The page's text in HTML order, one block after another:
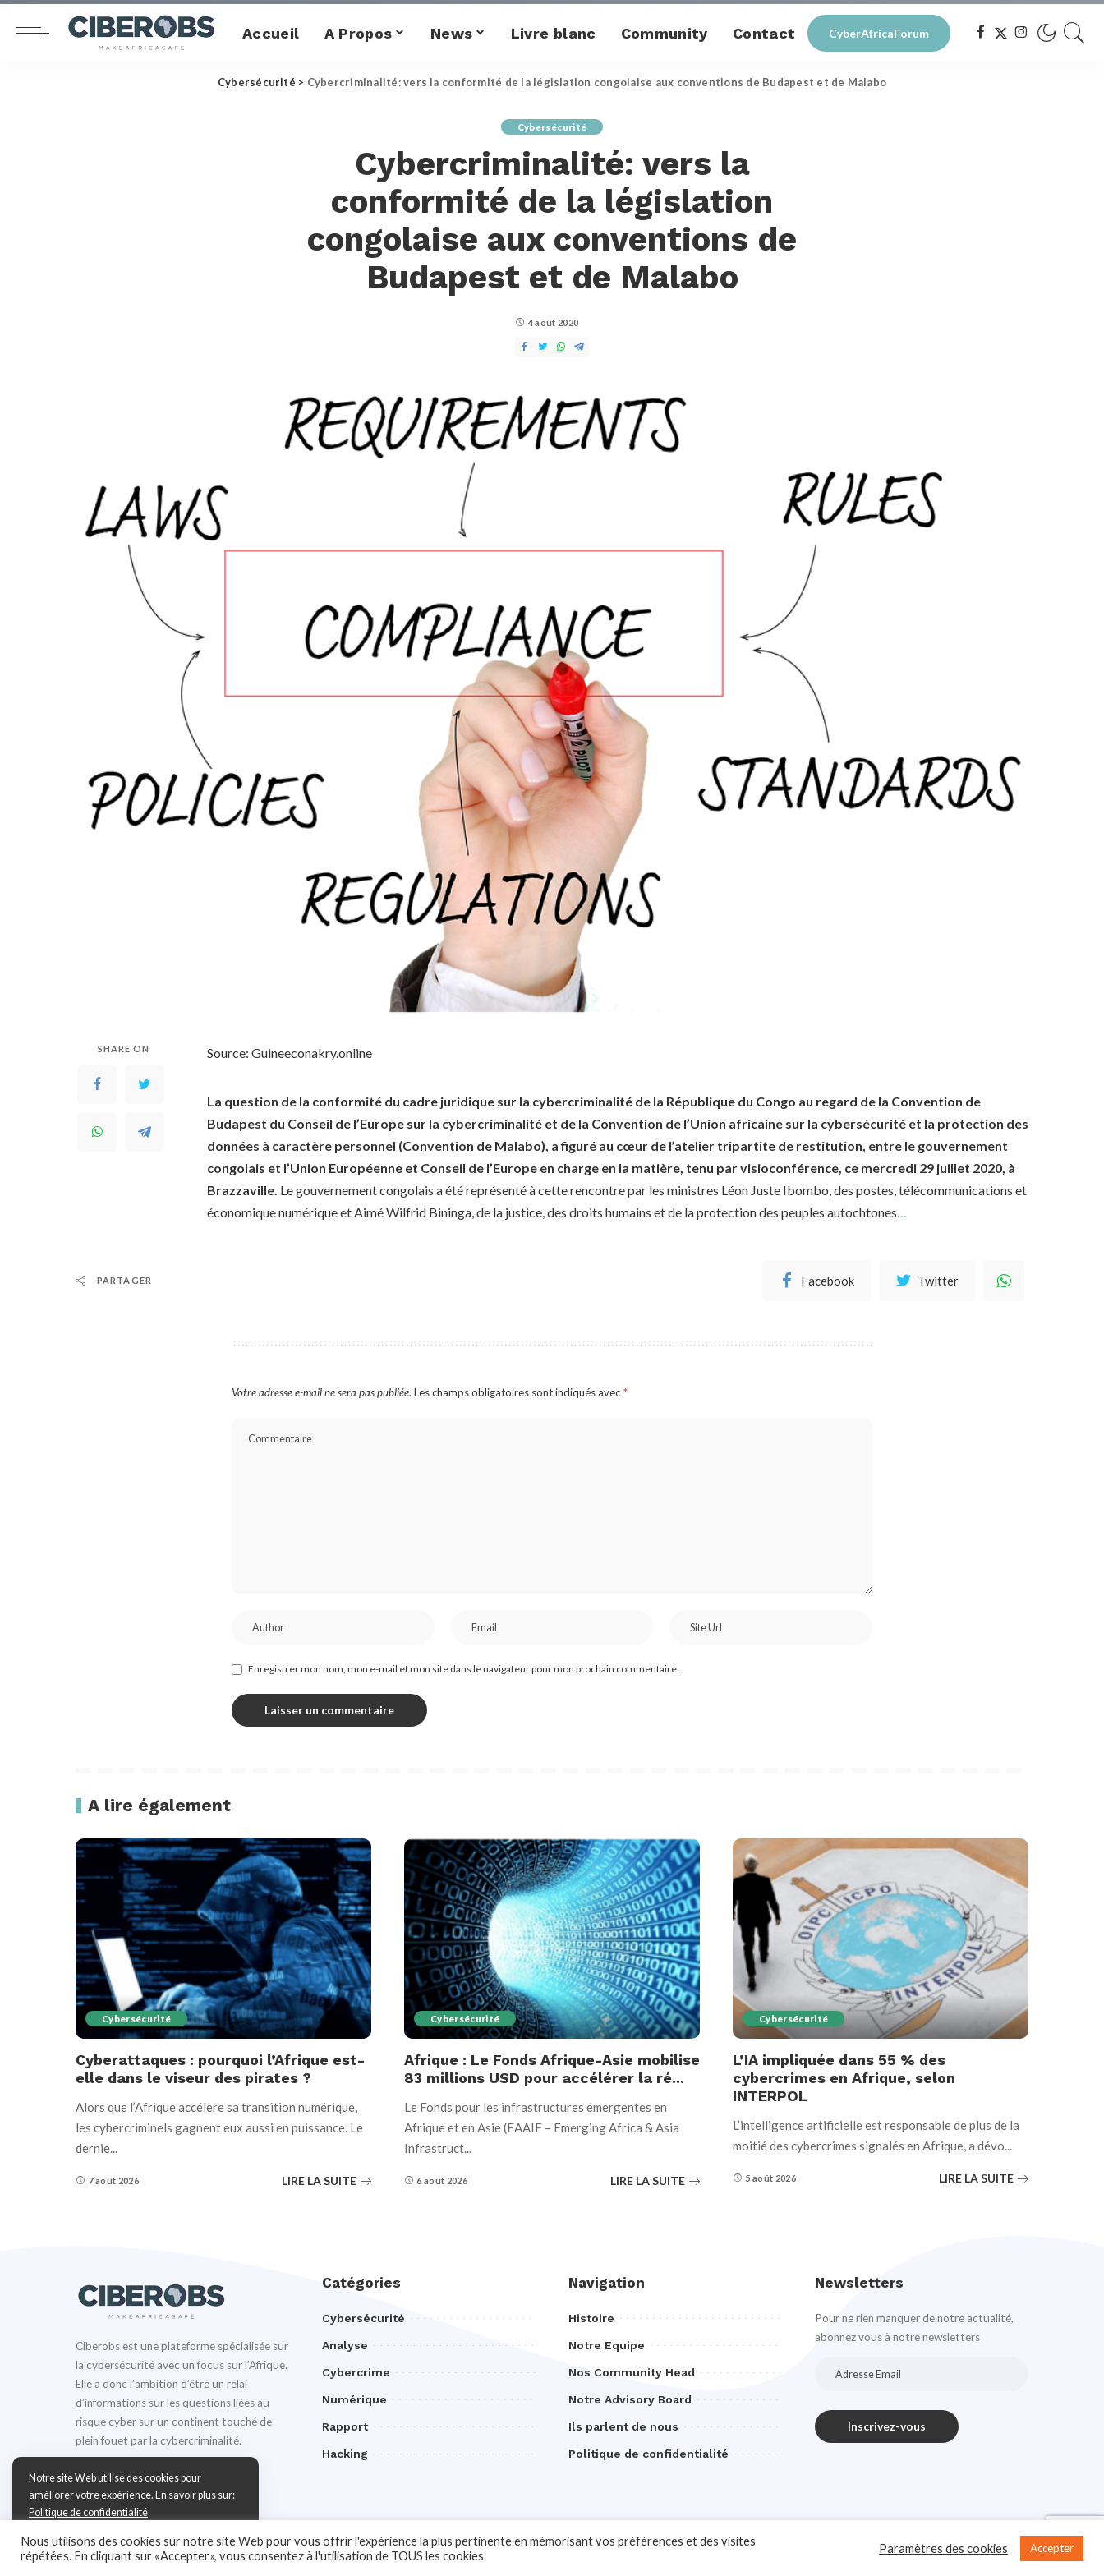
Accueil A Propos News Livre blanc Community Contact CyberAfricaForum
Cybersécurité > Cybercriminalité: vers la conformité de la législation congolaise aux conventions de Budapest et de Malabo
Cybersécurité
Cybercriminalité: vers la
conformité de la législation
congolaise aux conventions de
Budapest et de Malabo
4 août 2020
SHARE ON Source: Guineeconakry.online
La question de la conformité du cadre juridique sur la cybercriminalité de la République du Congo au regard de la Convention de
Budapest du Conseil de l’Europe sur la cybercriminalité et de la Convention de l’Union africaine sur la cybersécurité et la protection des
données à caractère personnel (Convention de Malabo), a figuré au cœur de l’atelier tripartite de restitution, entre le gouvernement
congolais et l’Union Européenne et Conseil de l’Europe en charge en la matière, tenu par visioconférence, ce mercredi 29 juillet 2020, à
Brazzaville. Le gouvernement congolais a été représenté à cette rencontre par les ministres Léon Juste Ibombo, des postes, télécommunications et
économique numérique et Aimé Wilfrid Bininga, de la justice, des droits humains et de la protection des peuples autochtones…
PARTAGER Facebook Twitter
Votre adresse e-mail ne sera pas publiée. Les champs obligatoires sont indiqués avec *
Enregistrer mon nom, mon e-mail et mon site dans le navigateur pour mon prochain commentaire.
A lire également
Cybersécurité
Cyberattaques : pourquoi l’Afrique est-
elle dans le viseur des pirates ?
Alors que l’Afrique accélère sa transition numérique,
les cybercriminels gagnent eux aussi en puissance. Le
dernie
7 août 2026 LIRE LA SUITE
Cybersécurité
Afrique : Le Fonds Afrique-Asie mobilise
83 millions USD pour accélérer la ré...
Le Fonds pour les infrastructures émergentes en
Afrique et en Asie (EAAIF – Emerging Africa & Asia
Infrastruct...
6 août 2026 LIRE LA SUITE
Cybersécurité
L’IA impliquée dans 55 % des
cybercrimes en Afrique, selon
INTERPOL
L’intelligence artificielle est responsable de plus de la
moitié des cybercrimes signalés en Afrique, a dévo
5 août 2026 LIRE LA SUITE
Ciberobs est une plateforme spécialisée sur
la cybersécurité avec un focus sur l’Afrique.
Elle a donc l’ambition d’être un relai
d’informations sur les questions liées au
risque cyber sur un continent touché de
plein fouet par la cybercriminalité.
Catégories
Cybersécurité
Analyse
Cybercrime
Numérique
Rapport
Hacking
Navigation
Histoire
Notre Equipe
Nos Community Head
Notre Advisory Board
Ils parlent de nous
Politique de confidentialité
Newsletters
Pour ne rien manquer de notre actualité,
abonnez vous à notre newsletters
Notre site Web utilise des cookies pour
améliorer votre expérience. En savoir plus sur:
Politique de confidentialité
Accepter
Nous utilisons des cookies sur notre site Web pour vous offrir l'expérience la plus pertinente en mémorisant vos préférences et des visites
répétées. En cliquant sur «Accepter», vous consentez à l'utilisation de TOUS les cookies.
Paramètres des cookies Accepter